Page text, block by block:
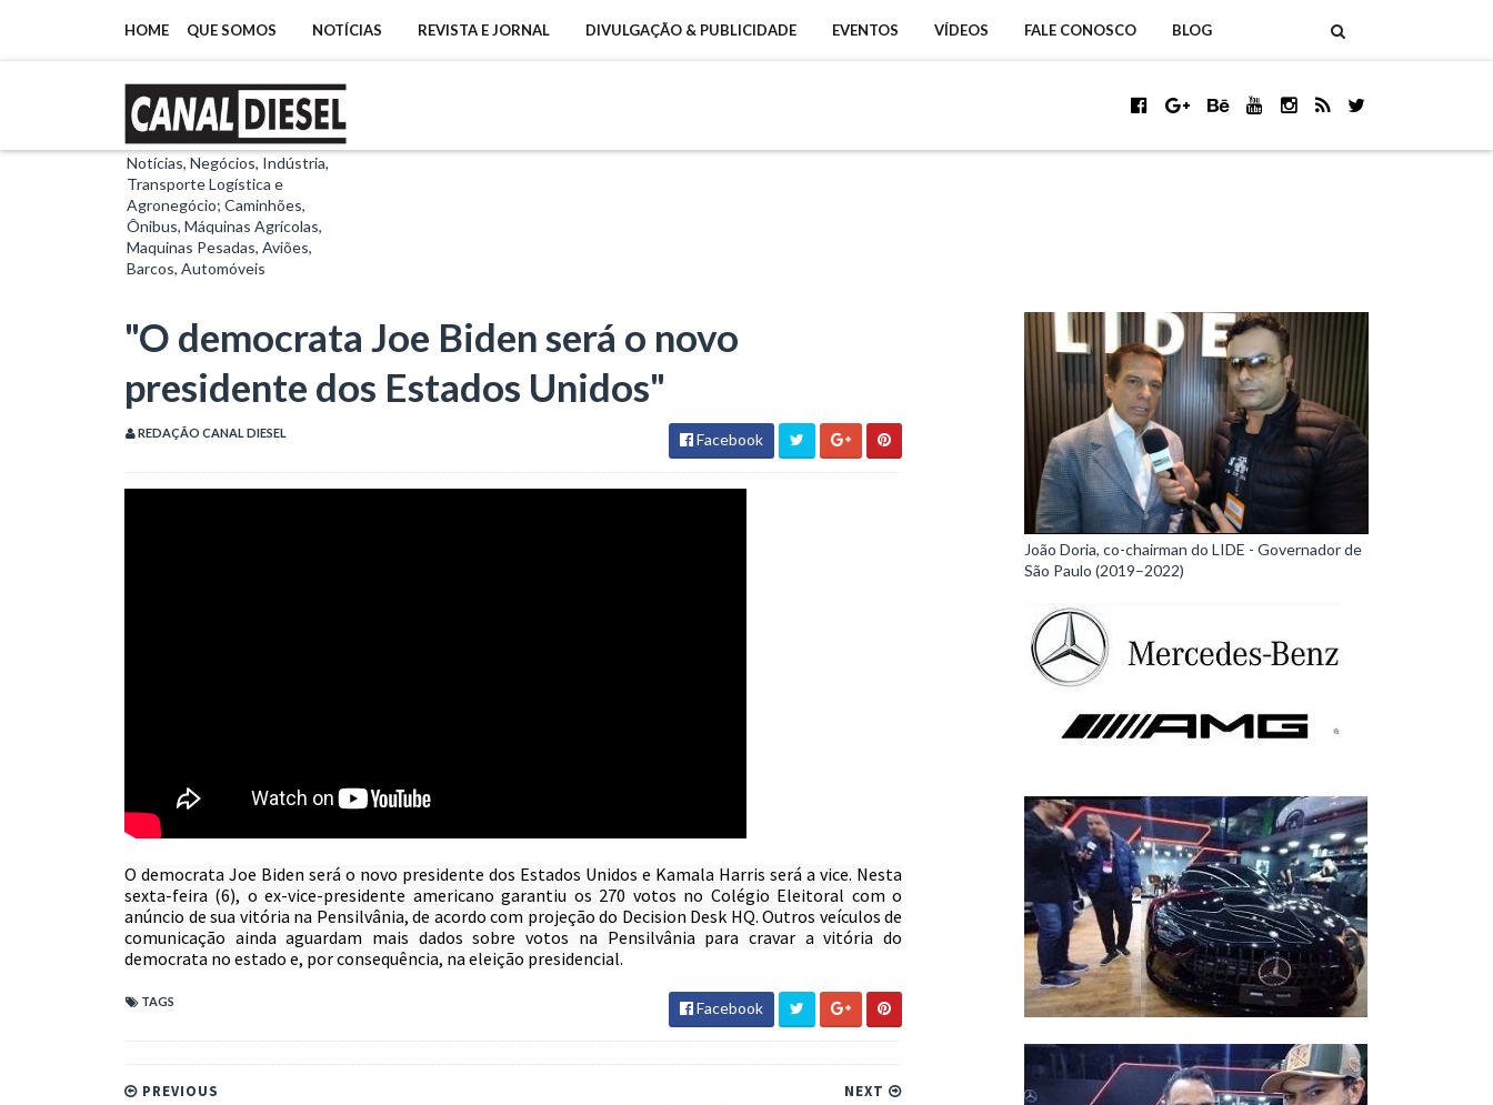
HOME QUE SOMOS NOTÍCIAS REVISTA E JORNAL DIVULGAÇÃO & PUBLICIDADE EVENTOS VÍDEOS FALE CONOSCO BLOG
Notícias, Negócios, Indústria,
Transporte Logística e
Agronegócio; Caminhões,
Ônibus, Máquinas Agrícolas,
Maquinas Pesadas, Aviões,
Barcos, Automóveis
"O democrata Joe Biden será o novo
presidente dos Estados Unidos"
REDAÇÃO CANAL DIESEL Facebook
O democrata Joe Biden será o novo presidente dos Estados Unidos e Kamala Harris será a vice. Nesta
sexta-feira (6), o ex-vice-presidente americano garantiu os 270 votos no Colégio Eleitoral com o
anúncio de sua vitória na Pensilvânia, de acordo com projeção do Decision Desk HQ. Outros veículos de
comunicação ainda aguardam mais dados sobre votos na Pensilvânia para cravar a vitória do
democrata no estado e, por consequência, na eleição presidencial.
TAGS Facebook
NEXT
PREVIOUS
João Doria, co-chairman do LIDE - Governador de
São Paulo (2019–2022)